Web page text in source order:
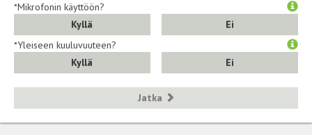
*Mikrofonin käyttöön?
Kyllä
Ei
*Yleiseen kuuluvuuteen?
Kyllä
Ei
Jatka